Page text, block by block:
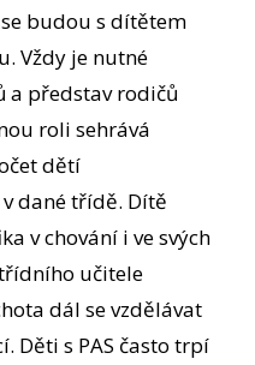
budou s dítětem
Vždy je nutné
a představ rodičů
roli sehrává
dětí
dané třídě. Dítě
v chování i ve svých
učitele
dál se vzdělávat
Děti s PAS často trpí